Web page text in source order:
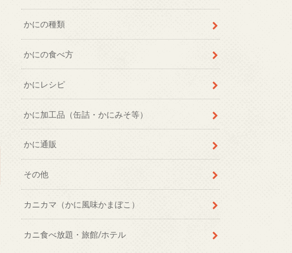
かにの種類
かにの食べ方
かにレシピ
かに加工品（缶詰・かにみそ等）
かに通販
その他
カニカマ（かに風味かまぼこ）
カニ食べ放題・旅館/ホテル